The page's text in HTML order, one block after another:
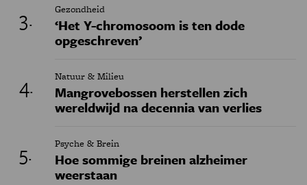
Gezondheid
‘Het Y-chromosoom is ten dode
opgeschreven’
Natuur & Milieu
Mangrovebossen herstellen zich
wereldwijd na decennia van verlies
Psyche & Brein
Hoe sommige breinen alzheimer
weerstaan